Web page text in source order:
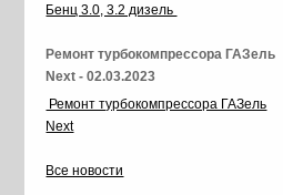
Бенц 3.0, 3.2 дизель
Ремонт турбокомпрессора ГАЗель
Next - 02.03.2023
Ремонт турбокомпрессора ГАЗель
Next
Все новости